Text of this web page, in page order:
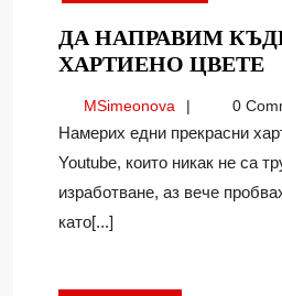
ДА НАПРАВИМ
ХАРТИЕНО ЦВЕТЕДА
MSimeonovaMSimeonova
0
Намерих едни прекрасни хартиени цветя в
Youtube, които никак не са
изработване, аз вече
като[...]